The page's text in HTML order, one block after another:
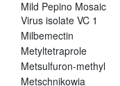
Mild Pepino Mosaic
Virus isolate VC 1
Milbemectin
Metyltetraprole
Metsulfuron-methyl
Metschnikowia